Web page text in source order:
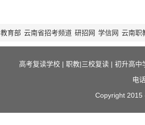
教育部 云南省招考频道 研招网 学信网 云南职
高考复读学校| 职教|三校复读| 初升高中
电
Copyright